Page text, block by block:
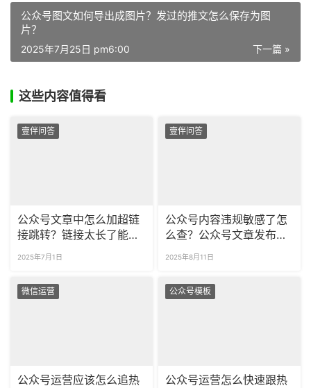
公众号图文如何导出成图片？发过的推文怎么保存为图
片？
下一篇 »
2025年7月25日 pm6:00
这些内容值得看
壹伴问答
公众号文章中怎么加超链
接跳转？链接太长了能缩
2025年7月1日
壹伴问答
公众号内容违规敏感了怎
么查？公众号文章发布后
2025年8月11日
微信运营
公众号运营应该怎么追热
公众号模板
公众号运营怎么快速跟热